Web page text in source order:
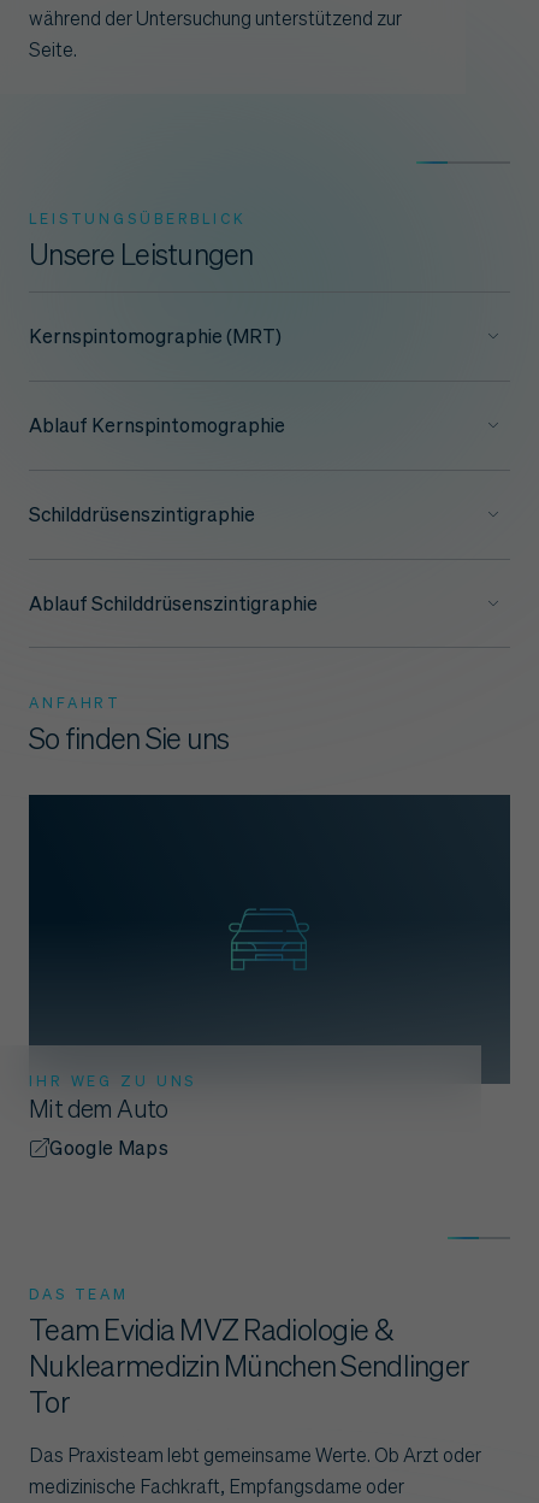
während der Untersuchung unterstützend zur
Seite.
LEISTUNGSÜBERBLICK
Unsere Leistungen
Kernspintomographie (MRT)
Ablauf Kernspintomographie
Schilddrüsenszintigraphie
Ablauf Schilddrüsenszintigraphie
ANFAHRT
So finden Sie uns
IHR WEG ZU UNS
Mit dem Auto
Google Maps
DAS TEAM
Team Evidia MVZ Radiologie &
Nuklearmedizin München Sendlinger
Tor
Das Praxisteam lebt gemeinsame Werte. Ob Arzt oder
medizinische Fachkraft, Empfangsdame oder